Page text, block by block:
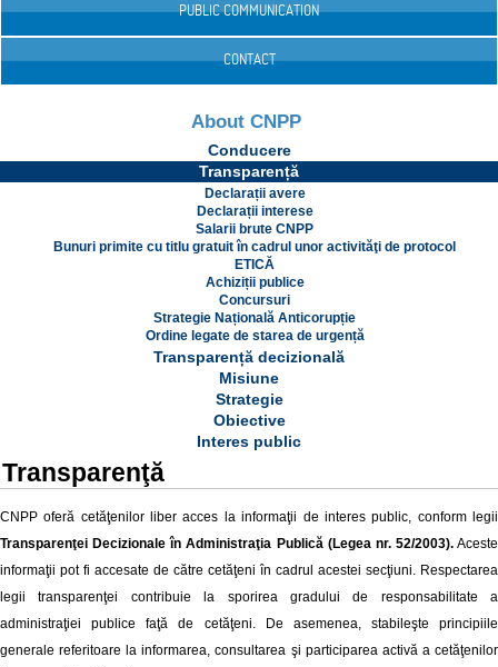
PUBLIC COMMUNICATION
CONTACT
About CNPP
Conducere
Transparență
Declarații avere
Declarații interese
Salarii brute CNPP
Bunuri primite cu titlu gratuit în cadrul unor activităţi de protocol
ETICĂ
Achiziții publice
Concursuri
Strategie Națională Anticorupție
Ordine legate de starea de urgență
Transparență decizională
Misiune
Strategie
Obiective
Interes public
Transparenţă
CNPP oferă cetăţenilor liber acces la informaţii de interes public, conform legii
Transparenţei Decizionale în Administraţia Publică (Legea nr. 52/2003).Aceste
informaţii pot fi accesate de către cetăţeni în cadrul acestei secţiuni. Respectarea
legii transparenţei contribuie la sporirea gradului de responsabilitate a
administraţiei publice faţă de cetăţeni. De asemenea, stabileşte principiile
generale referitoare la informarea, consultarea şi participarea activă a cetăţenilor